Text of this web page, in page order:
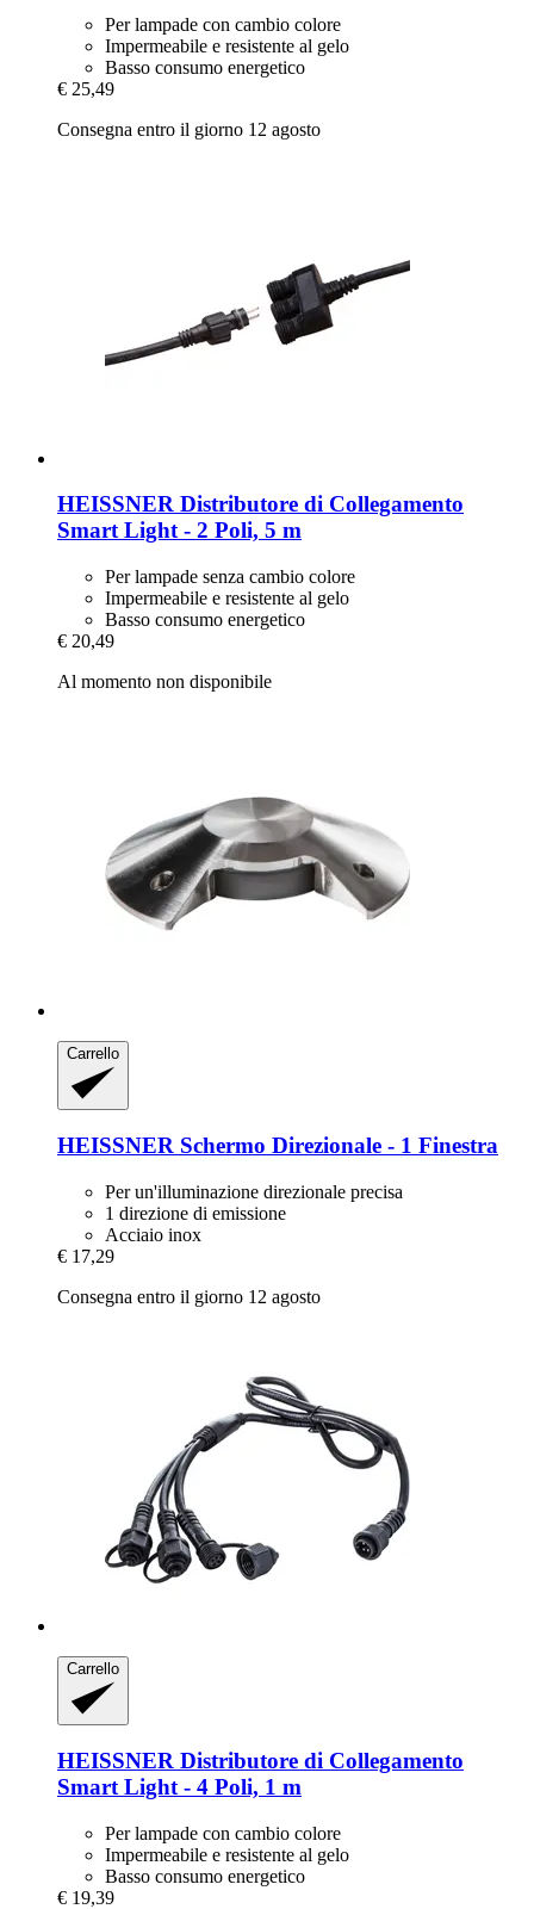
Per lampade con cambio colore
Impermeabile e resistente al gelo
Basso consumo energetico
€ 25,49
Consegna entro il giorno 12 agosto
HEISSNER Distributore di Collegamento
Smart Light -​ 2 Poli, 5 m
Per lampade senza cambio colore
Impermeabile e resistente al gelo
Basso consumo energetico
€ 20,49
Al momento non disponibile
Carrello
HEISSNER Schermo Direzionale -​ 1 Finestra
Per un'illuminazione direzionale precisa
1 direzione di emissione
Acciaio inox
€ 17,29
Consegna entro il giorno 12 agosto
Carrello
HEISSNER Distributore di Collegamento
Smart Light -​ 4 Poli, 1 m
Per lampade con cambio colore
Impermeabile e resistente al gelo
Basso consumo energetico
€ 19,39